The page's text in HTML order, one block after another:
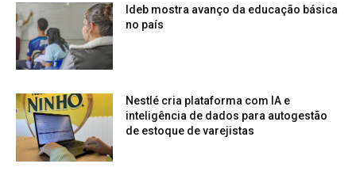
Ideb mostra avanço da educação básica
no país
Nestlé cria plataforma com IA e
inteligência de dados para autogestão
de estoque de varejistas